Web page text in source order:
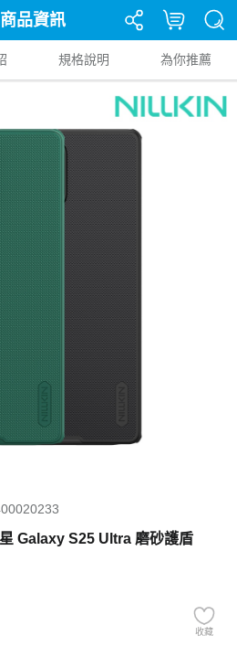
商品資訊
規格說明 為你推薦
Galaxy S25 Ultra 磨砂護盾
收藏